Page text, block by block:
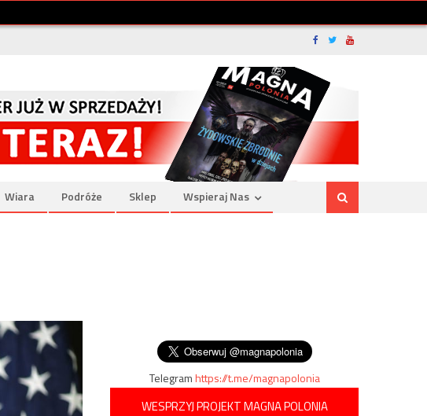
Wiara Podróże Sklep Wspieraj Nas
Telegramhttps://t.me/magnapolonia
WESPRZYJ PROJEKT MAGNA POLONIA